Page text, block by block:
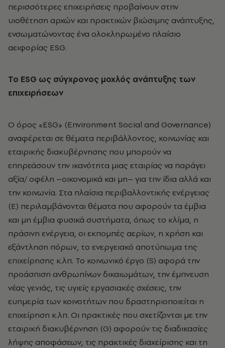
περισσότερες επιχειρήσεις προβαίνουν στην
υιοθέτηση αρχών και πρακτικών βιώσιμης ανάπτυξης,
ενσωματώνοντας ένα ολοκληρωμένο πλαίσιο
αειφορίας ESG.
Το ESG ως σύγχρονος μοχλός ανάπτυξης των
επιχειρήσεων
Ο όρος «ESG» (Environment Social and Governance)
αναφέρεται σε θέματα περιβάλλοντος, κοινωνίας και
εταιρικής διακυβέρνησης που μπορούν να
επηρεάσουν την ικανότητα μιας εταιρίας να παράγει
αξία/ οφέλη –οικονομικά και μη– για την ίδια αλλά και
την κοινωνία. Στα πλαίσια περιβαλλοντικής ενέργειας
(E) περιλαμβάνονται θέματα που αφορούν τα έμβια
και μη έμβια φυσικά συστήματα, όπως το κλίμα, η
πράσινη ενέργεια, οι εκπομπές αερίων, η χρήση και
εξάντληση πόρων, το ενεργειακό αποτύπωμα της
επιχείρησης κ.λπ. Το κοινωνικό έργο (S) αφορά την
προάσπιση ανθρωπίνων δικαιωμάτων, την έμπνευση
νέας γενιάς, τις υγιείς εργασιακές σχέσεις, την
ευημερία των κοινοτήτων που δραστηριοποιείται η
επιχείρηση κ.λπ. Οι πρακτικές που σχετίζονται με την
εταιρική διακυβέρνηση (G) αφορούν τις διαδικασίες
λήψης αποφάσεων, τις πρακτικές διαχείρισης και τη